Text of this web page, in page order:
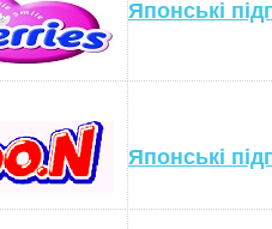
Японські
Японські